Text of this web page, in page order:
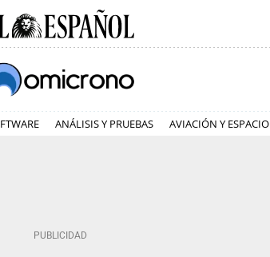
ANÁLISIS Y PRUEBAS AVIACIÓN Y ESPACIO